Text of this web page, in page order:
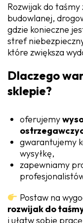
Rozwijak do
budowlanej,
gdzie konieczne
stref
które zwiększa
Dlaczego
sklepie?
oferujemy
gwarantujemy
wysyłkę,
zapewniamy
Postaw na
rozwijak do
i ułatw sobie